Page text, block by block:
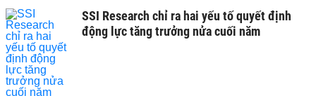
SSI Research chỉ ra hai yếu tố quyết định
động lực tăng trưởng nửa cuối năm